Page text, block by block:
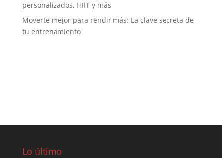
personalizados, HIIT y más
Moverte mejor para rendir más: La clave secreta de
tu entrenamiento
Lo último